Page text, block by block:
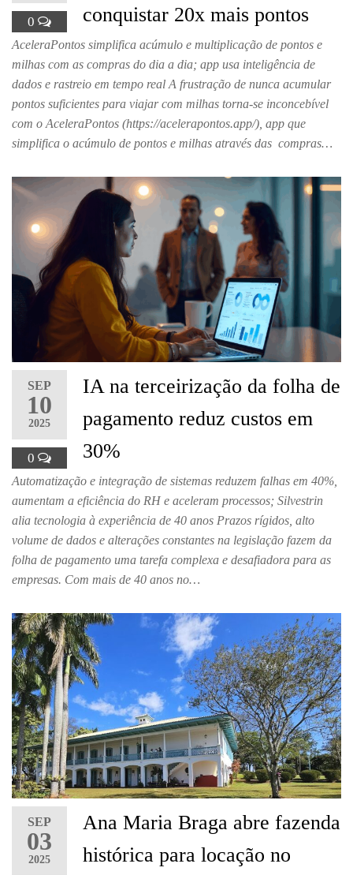
0
conquistar 20x mais pontos
AceleraPontos simplifica acúmulo e multiplicação de pontos e
milhas com as compras do dia a dia; app usa inteligência de
dados e rastreio em tempo real A frustração de nunca acumular
pontos suficientes para viajar com milhas torna-se inconcebível
com o AceleraPontos (https://acelerapontos.app/), app que
simplifica o acúmulo de pontos e milhas através das compras…
SEP
10
2025
0
IA na terceirização da folha de
pagamento reduz custos em
30%
Automatização e integração de sistemas reduzem falhas em 40%,
aumentam a eficiência do RH e aceleram processos; Silvestrin
alia tecnologia à experiência de 40 anos Prazos rígidos, alto
volume de dados e alterações constantes na legislação fazem da
folha de pagamento uma tarefa complexa e desafiadora para as
empresas. Com mais de 40 anos no…
SEP
03
2025
Ana Maria Braga abre fazenda
histórica para locação no